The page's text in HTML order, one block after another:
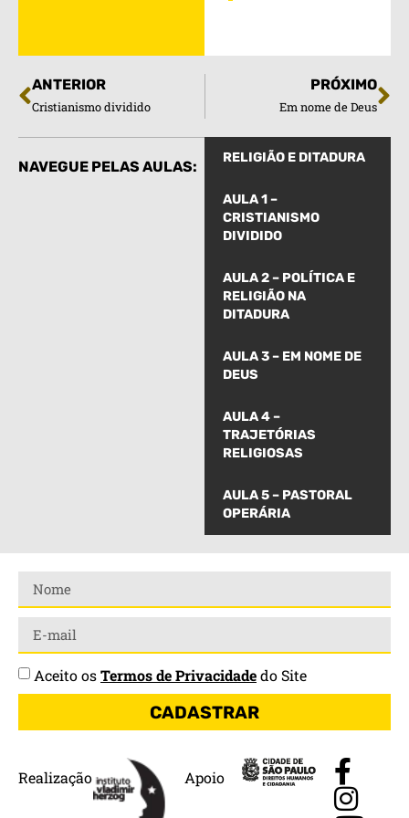
NAVEGUE PELAS AULAS:
RELIGIÃO E DITADURA
AULA 1 –
CRISTIANISMO
DIVIDIDO
AULA 2 – POLÍTICA E
RELIGIÃO NA
DITADURA
AULA 3 – EM NOME DE
DEUS
AULA 4 –
TRAJETÓRIAS
RELIGIOSAS
AULA 5 – PASTORAL
OPERÁRIA
ANTERIOR
Cristianismo dividido
PRÓXIMO
Em nome de Deus
Realização Apoio
Aceito osTermos de Privacidadedo Site
CADASTRAR